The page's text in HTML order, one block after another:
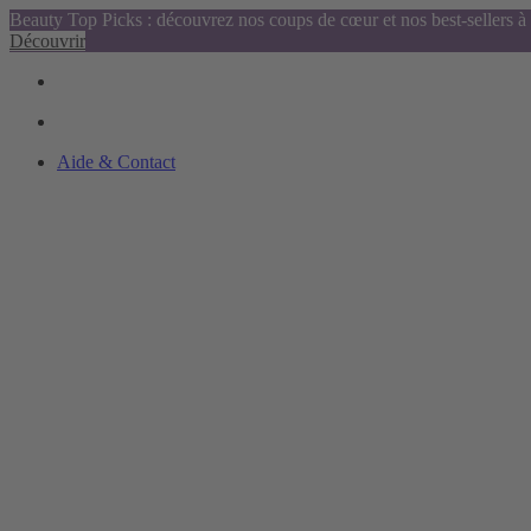
Beauty Top Picks : découvrez nos coups de cœur et nos best-sellers
Découvrir
Aide & Contact